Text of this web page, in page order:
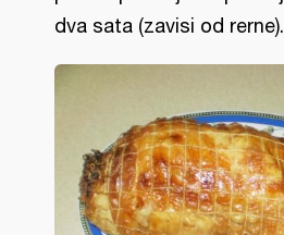
dva sata (zavisi od rerne).